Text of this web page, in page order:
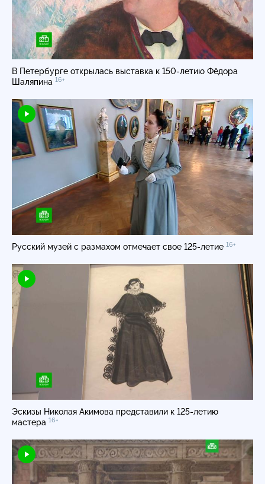
В Петербурге открылась выставка к 150-летию Фёдора
Шаляпина 16+
Русский музей с размахом отмечает свое 125-летие 16+
Эскизы Николая Акимова представили к 125-летию
мастера 16+